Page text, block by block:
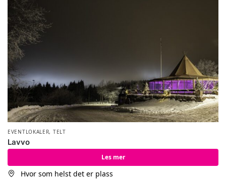
EVENTLOKALER, TELT
Lavvo
Les mer
Hvor som helst det er plass